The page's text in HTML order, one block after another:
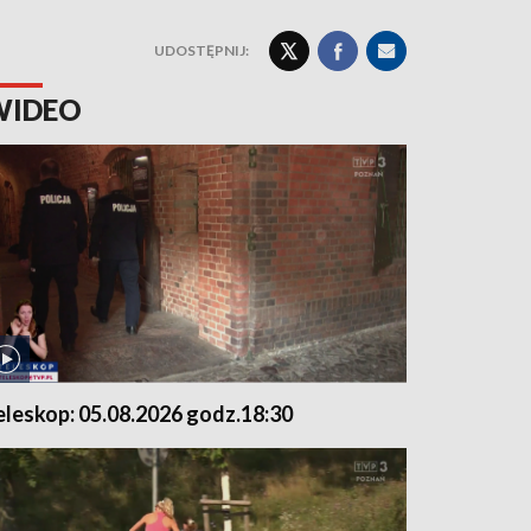
UDOSTĘPNIJ:
05.08.2026 godz.18:30